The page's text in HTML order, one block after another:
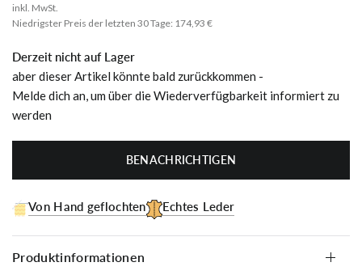
inkl. MwSt.
Niedrigster Preis der letzten 30 Tage: 174,93 €
Derzeit nicht auf Lager
aber dieser Artikel könnte bald zurückkommen -
Melde dich an, um über die Wiederverfügbarkeit informiert zu
werden
BENACHRICHTIGEN
Von Hand geflochten Echtes Leder
Produktinformationen